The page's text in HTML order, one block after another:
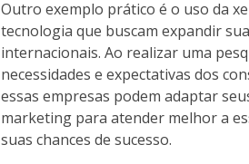
Outro exemplo prático é o uso da
tecnologia que buscam expandir
internacionais. Ao realizar uma
necessidades e expectativas dos
essas empresas podem adaptar
marketing para atender melhor a
suas chances de sucesso.